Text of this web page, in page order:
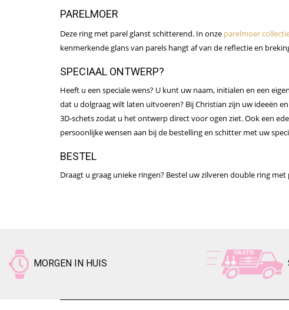
PARELMOER
Deze ring met parel glanst schitterend. In onze parelmoer
kenmerkende glans van parels hangt af van de reflectie en
SPECIAAL ONTWERP?
Heeft u een speciale wens? U kunt uw naam, initialen en een
dat u dolgraag wilt laten uitvoeren? Bij Christian zijn uw ideeën
3D-schets zodat u het ontwerp direct voor ogen ziet. Ook een
persoonlijke wensen aan bij de bestelling en schitter met uw
BESTEL
Draagt u graag unieke ringen? Bestel uw zilveren double ring
MORGEN IN HUIS